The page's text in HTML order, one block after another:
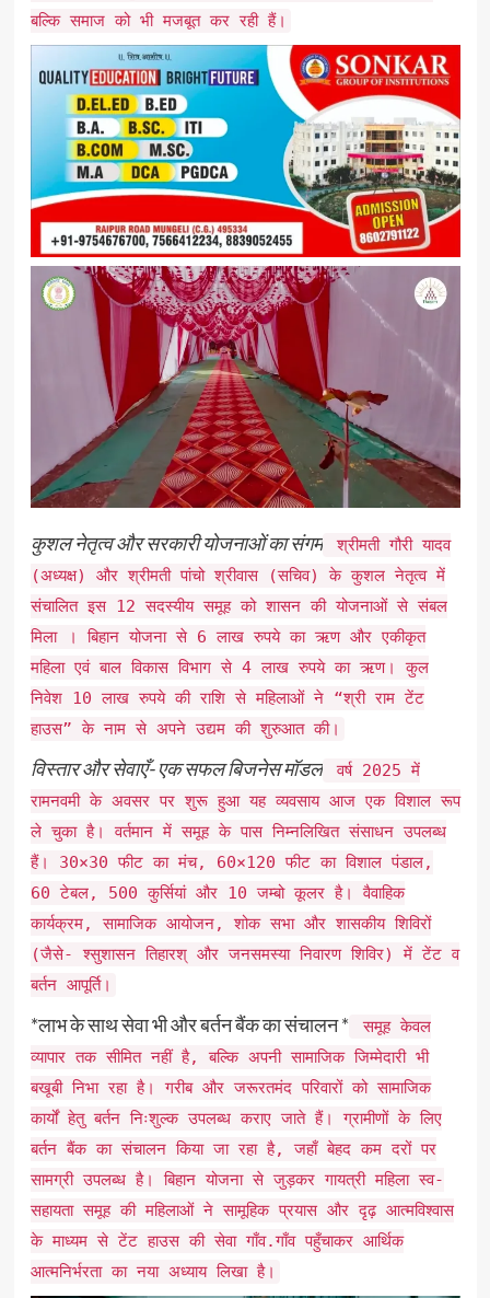
बल्कि समाज को भी मजबूत कर रही हैं।
कुशल नेतृत्व और सरकारी योजनाओं का संगम
श्रीमती गौरी यादव
(अध्यक्ष) और श्रीमती पांचो श्रीवास (सचिव) के कुशल नेतृत्व में
संचालित इस 12 सदस्यीय समूह को शासन की योजनाओं से संबल
मिला । बिहान योजना से 6 लाख रुपये का ऋण और एकीकृत
महिला एवं बाल विकास विभाग से 4 लाख रुपये का ऋण। कुल
निवेश 10 लाख रुपये की राशि से महिलाओं ने “श्री राम टेंट
हाउस” के नाम से अपने उद्यम की शुरुआत की।
विस्तार और सेवाएँ- एक सफल बिजनेस मॉडल
वर्ष 2025 में
रामनवमी के अवसर पर शुरू हुआ यह व्यवसाय आज एक विशाल रूप
ले चुका है। वर्तमान में समूह के पास निम्नलिखित संसाधन उपलब्ध
हैं। 30×30 फीट का मंच, 60×120 फीट का विशाल पंडाल,
60 टेबल, 500 कुर्सियां और 10 जम्बो कूलर है। वैवाहिक
कार्यक्रम, सामाजिक आयोजन, शोक सभा और शासकीय शिविरों
(जैसे- श्सुशासन तिहारश् और जनसमस्या निवारण शिविर) में टेंट व
बर्तन आपूर्ति।
*लाभ के साथ सेवा भी और बर्तन बैंक का संचालन *
समूह केवल
व्यापार तक सीमित नहीं है, बल्कि अपनी सामाजिक जिम्मेदारी भी
बखूबी निभा रहा है। गरीब और जरूरतमंद परिवारों को सामाजिक
कार्यों हेतु बर्तन निःशुल्क उपलब्ध कराए जाते हैं। ग्रामीणों के लिए
बर्तन बैंक का संचालन किया जा रहा है, जहाँ बेहद कम दरों पर
सामग्री उपलब्ध है। बिहान योजना से जुड़कर गायत्री महिला स्व-
सहायता समूह की महिलाओं ने सामूहिक प्रयास और दृढ़ आत्मविश्वास
के माध्यम से टेंट हाउस की सेवा गाँव.गाँव पहुँचाकर आर्थिक
आत्मनिर्भरता का नया अध्याय लिखा है।